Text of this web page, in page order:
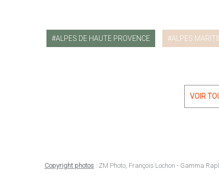
ALPES DE HAUTE PROVENCE ALPES
VOIR
Copyright photos : ZM Photo, François Lochon - Gamma